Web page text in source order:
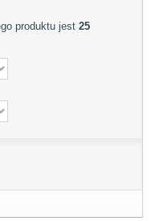
produktu jest 25